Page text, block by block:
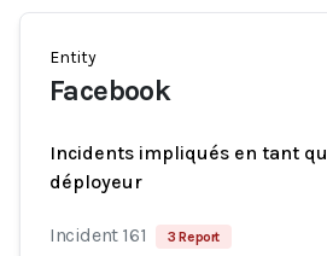
Entity
Facebook
Incidents impliqués en tant
déployeur
Incident 161 3 Report